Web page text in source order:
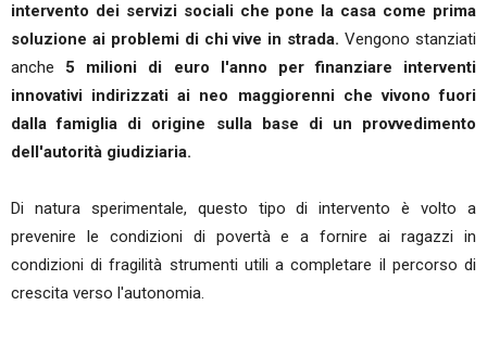
intervento dei servizi sociali che pone la casa come prima
soluzione ai problemi di chi vive in strada.Vengono stanziati
anche 5 milioni di euro l'anno per finanziare interventi
innovativi indirizzati ai neo maggiorenni che vivono fuori
dalla famiglia di origine sulla base di un provvedimento
dell'autorità giudiziaria.
Di natura sperimentale, questo tipo di intervento è volto a
prevenire le condizioni di povertà e a fornire ai ragazzi in
condizioni di fragilità strumenti utili a completare il percorso di
crescita verso l'autonomia.